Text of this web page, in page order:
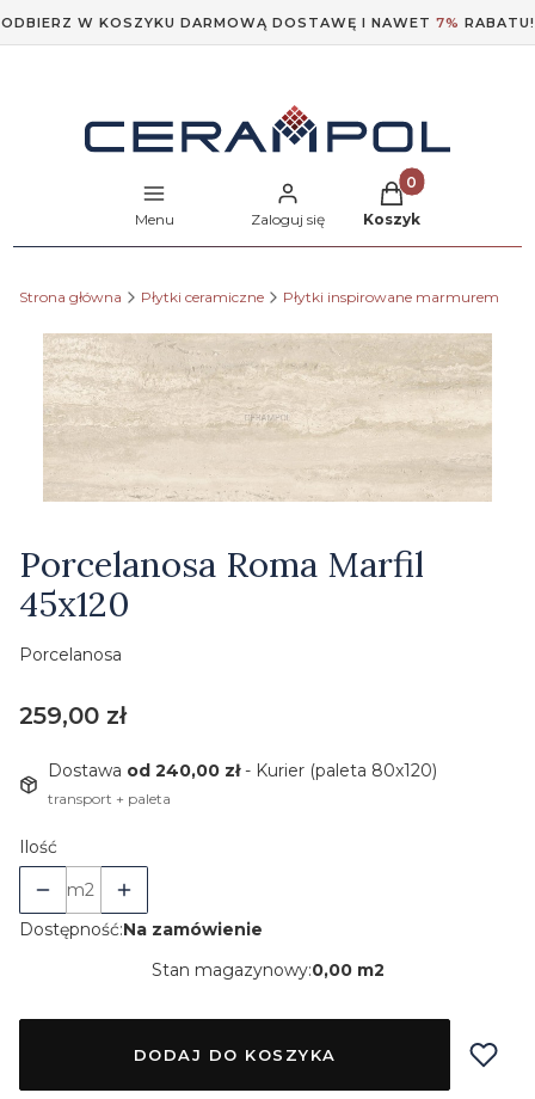
ODBIERZ W KOSZYKU DARMOWĄ DOSTAWĘ I NAWET 7% RABATU!
Menu Zaloguj się
Produkty w
Koszyk
Strona główna Płytki ceramiczne Płytki inspirowane marmurem
Porcelanosa Roma Marfil
45x120
Porcelanosa
Cena
259,00 zł
Dostawa od 240,00 zł- Kurier (paleta 80x120)
transport + paleta
Ilość
m2
Dostępność:Na zamówienie
Stan magazynowy:0,00 m2
DODAJ DO KOSZYKA